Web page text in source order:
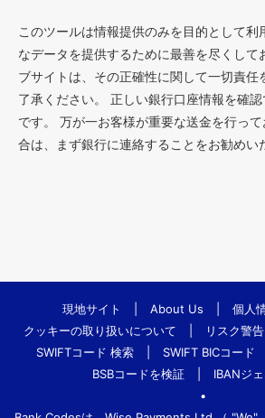
このツールは情報提供のみを目的として利
なデータを提供するために最善を尽くして
ブサイトは、その正確性に関して一切責任
了承ください。 正しい銀行口座情報を確
です。 万が一お客様が重要な送金を行っ
合は、まず銀行に連絡することをお勧めい
現地サイト About Us 個人
クッキーの取り扱いについて
リスク警告
SWIFTコード 検索
SWIFT BICコード
BSBコードを検証
IBANジ
•